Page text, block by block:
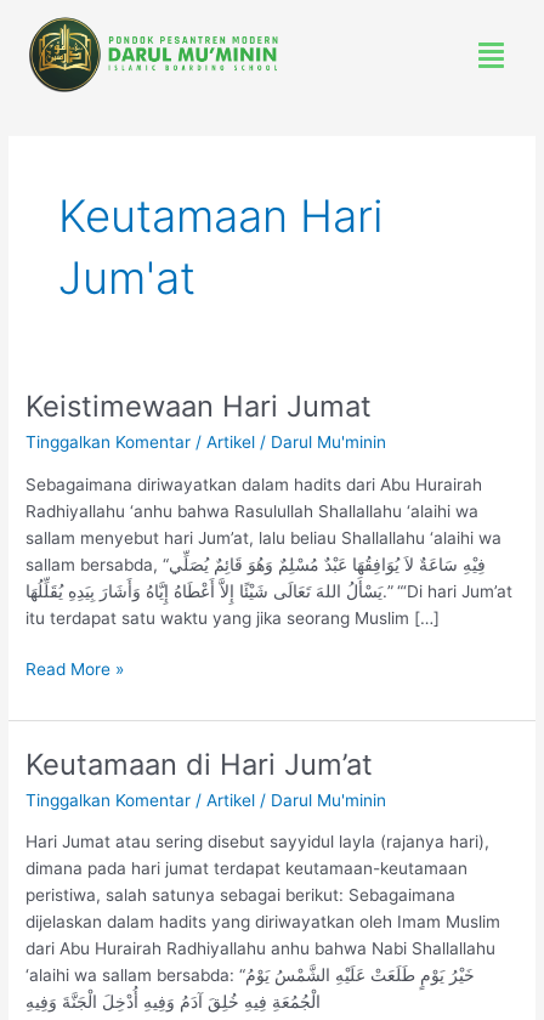
konten
Menu
Keutamaan Hari
Jum'at
Keistimewaan Hari Jumat
Tinggalkan Komentar /Artikel / Darul Mu'minin
Sebagaimana diriwayatkan dalam hadits dari Abu Hurairah
Radhiyallahu ‘anhu bahwa Rasulullah Shallallahu ‘alaihi wa
sallam menyebut hari Jum’at, lalu beliau Shallallahu ‘alaihi wa
sallam bersabda, “فِيْهِ سَاعَةٌ لاَ يُوَافِقُهَا عَبْدٌ مُسْلِمٌ وَهُوَ قَائِمٌ يُصَلِّي
يَسْأَلُ اللهَ تَعَالَى شَيْئًا إِلاَّ أَعْطَاهُ إِيَّاهُ وَأَشَارَ بِيَدِهِ يُقَلِّلُهَا.” “‘Di hari Jum’at
itu terdapat satu waktu yang jika seorang Muslim […]
Keistimewaan
Jumat
Read More »
Keutamaan di Hari Jum’at
Tinggalkan Komentar /Artikel / Darul Mu'minin
Hari Jumat atau sering disebut sayyidul layla (rajanya hari),
dimana pada hari jumat terdapat keutamaan-keutamaan
peristiwa, salah satunya sebagai berikut: Sebagaimana
dijelaskan dalam hadits yang diriwayatkan oleh Imam Muslim
dari Abu Hurairah Radhiyallahu anhu bahwa Nabi Shallallahu
‘alaihi wa sallam bersabda: “خَيْرُ يَوْمٍ طَلَعَتْ عَلَيْهِ الشَّمْسُ يَوْمُ
الْجُمُعَةِ فِيهِ خُلِقَ آدَمُ وَفِيهِ أُدْخِلَ الْجَنَّةَ وَفِيهِ
Keutamaan
Hari
Jum’at